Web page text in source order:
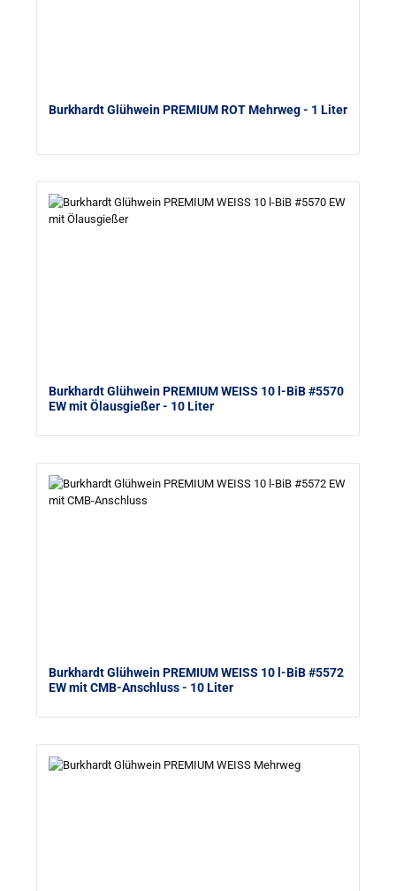
Burkhardt Glühwein PREMIUM ROT Mehrweg- 1 Liter
Burkhardt Glühwein PREMIUM WEISS 10 l-BiB #5570
EW mit Ölausgießer- 10 Liter
Burkhardt Glühwein PREMIUM WEISS 10 l-BiB #5572
EW mit CMB-Anschluss- 10 Liter